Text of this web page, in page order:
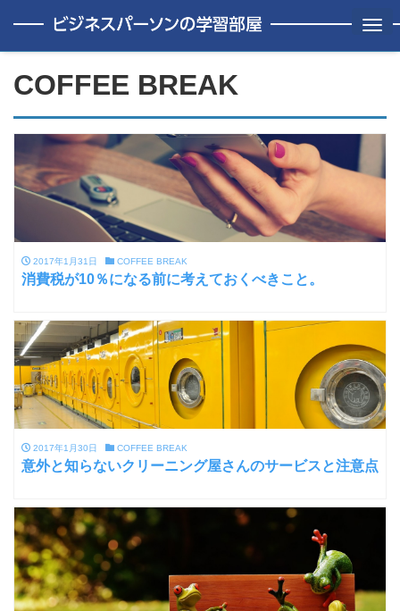
COFFEE BREAK
2017年1月31日 COFFEE BREAK
消費税が10％になる前に考えておくべきこと。
2017年1月30日 COFFEE BREAK
意外と知らないクリーニング屋さんのサービスと注意点